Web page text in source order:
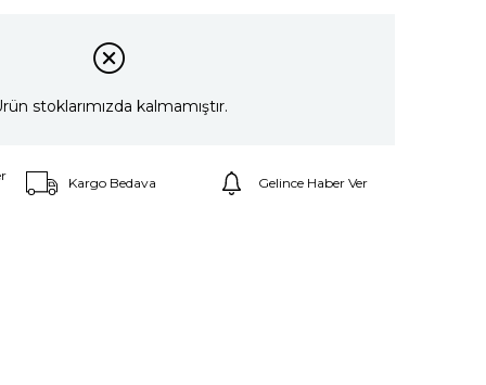
stoklarımızda kalmamıştır.
Kargo Bedava Gelince Haber Ver